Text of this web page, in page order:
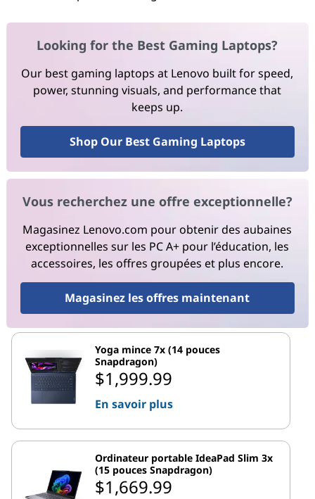
Looking for the Best Gaming Laptops?
Our best gaming laptops at Lenovo built for speed,
power, stunning visuals, and performance that
keeps up.
Shop Our Best Gaming Laptops
Vous recherchez une offre exceptionnelle?
Magasinez Lenovo.com pour obtenir des aubaines
exceptionnelles sur les PC A+ pour l’éducation, les
accessoires, les offres groupées et plus encore.
Magasinez les offres maintenant
Yoga mince 7x (14 pouces
Snapdragon)
$1,999.99
En savoir plus
Ordinateur portable IdeaPad Slim 3x
(15 pouces Snapdragon)
$1,669.99